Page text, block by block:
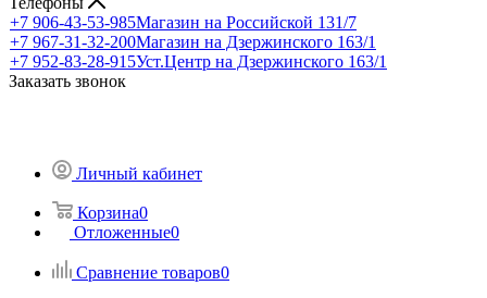
+7 906-43-53-985Магазин на Российской 131/7
+7 967-31-32-200Магазин на Дзержинского 163/1
+7 952-83-28-915Уст.Центр на Дзержинского 163/1
Заказать звонок
Личный кабинет
Корзина0
Отложенные0
Сравнение товаров0